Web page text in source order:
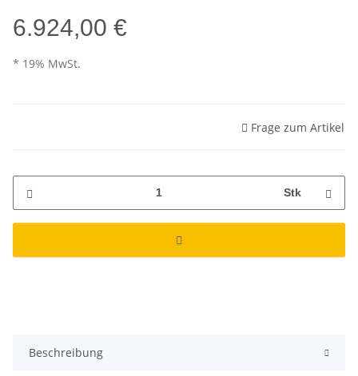
6.924,00 €
* 19% MwSt.
Frage zum Artikel
Stk
Beschreibung